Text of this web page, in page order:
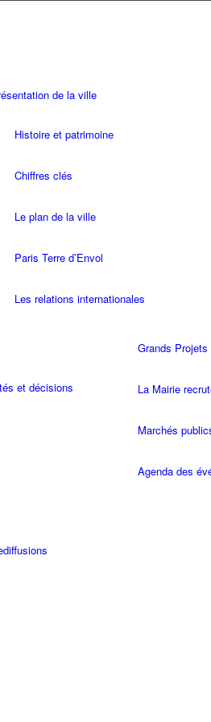
de la ville
Histoire et patrimoine
Chiffres clés
Le plan de la ville
Paris Terre d’Envol
Les relations internationales
et décisions
Grands Projets
La Mairie
Marchés
Agenda des